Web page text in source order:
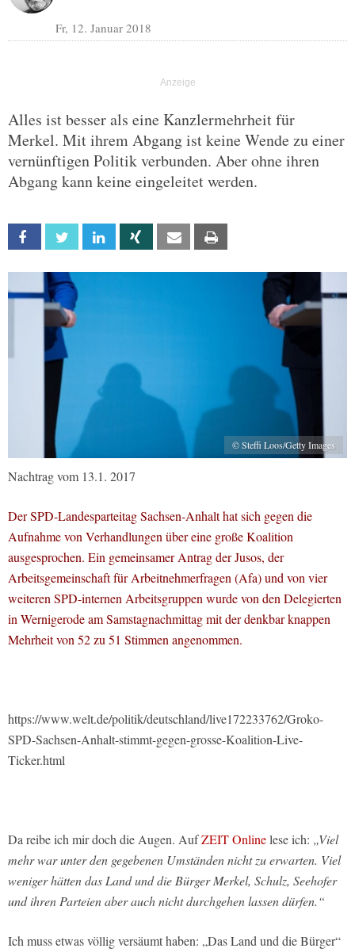
Fr, 12. Januar 2018
Alles ist besser als eine Kanzlermehrheit für
Merkel. Mit ihrem Abgang ist keine Wende zu einer
vernünftigen Politik verbunden. Aber ohne ihren
Abgang kann keine eingeleitet werden.
Facebook Twitter Linkedin Xing Email
© Steffi Loos/Getty Images
Nachtrag vom 13.1. 2017
Der SPD-Landesparteitag Sachsen-Anhalt hat sich gegen die
Aufnahme von Verhandlungen über eine große Koalition
ausgesprochen. Ein gemeinsamer Antrag der Jusos, der
Arbeitsgemeinschaft für Arbeitnehmerfragen (Afa) und von vier
weiteren SPD-internen Arbeitsgruppen wurde von den Delegierten
in Wernigerode am Samstagnachmittag mit der denkbar knappen
Mehrheit von 52 zu 51 Stimmen angenommen.
https://www.welt.de/politik/deutschland/live172233762/Groko-
SPD-Sachsen-Anhalt-stimmt-gegen-grosse-Koalition-Live-
Ticker.html
Da reibe ich mir doch die Augen. AufZEIT Onlinelese ich: „Viel
mehr war unter den gegebenen Umständen nicht zu erwarten. Viel
weniger hätten das Land und die Bürger Merkel, Schulz, Seehofer
und ihren Parteien aber auch nicht durchgehen lassen dürfen.“
Ich muss etwas völlig versäumt haben: „Das Land und die Bürger“